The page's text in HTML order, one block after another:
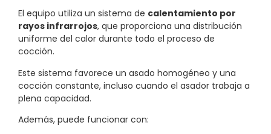
El equipo utiliza un sistema de calentamiento por
rayos infrarrojos, que proporciona una distribución
uniforme del calor durante todo el proceso de
cocción.
Este sistema favorece un asado homogéneo y una
cocción constante, incluso cuando el asador trabaja a
plena capacidad.
Además, puede funcionar con: